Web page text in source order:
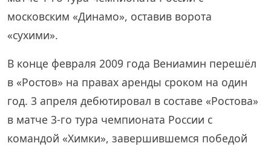
московским «Динамо», оставив ворота
«сухими».
В конце февраля 2009 года Вениамин перешёл
в «Ростов» на правах аренды сроком на один
год. 3 апреля дебютировал в составе «Ростова»
в матче 3-го тура чемпионата России с
командой «Химки», завершившемся победой